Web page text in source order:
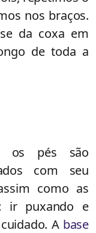
nos braços.
da coxa em
de toda a
os pés são
com seu
como as
ir puxando e
A base